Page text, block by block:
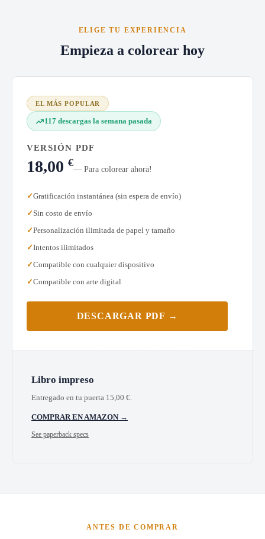
ELIGE TU EXPERIENCIA
Empieza a colorear hoy
EL MÁS POPULAR
117 descargas la semana pasada
VERSIÓN PDF
18,00 €
— Para colorear ahora!
Gratificación instantánea (sin espera de envío)
Sin costo de envío
Personalización ilimitada de papel y tamaño
Intentos ilimitados
Compatible con cualquier dispositivo
Compatible con arte digital
DESCARGAR PDF →
Libro impreso
Entregado en tu puerta 15,00 €.
COMPRAR EN AMAZON →
See paperback specs
ANTES DE COMPRAR